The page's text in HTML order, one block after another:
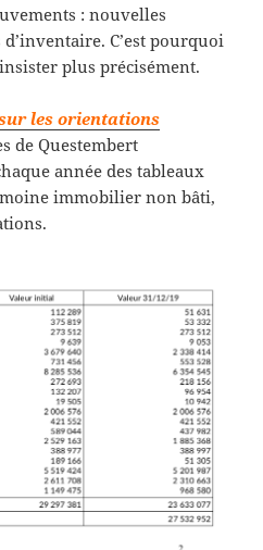
: nouvelles
C’est pourquoi
plus précisément.
les orientations
de Questembert
année des tableaux
immobilier non bâti,